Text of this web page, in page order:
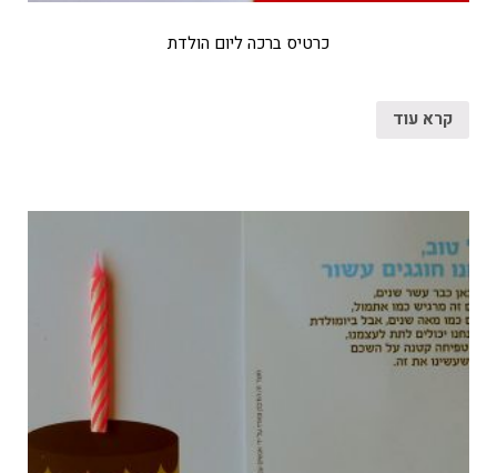
כרטיס ברכה ליום הולדת
קרא עוד